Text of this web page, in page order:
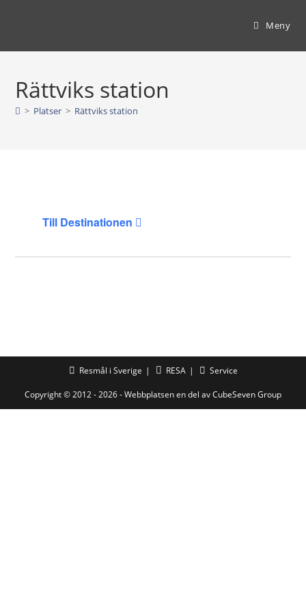
Meny
Rättviks station
> Platser > Rättviks station
Till Destinationen
Resmål i Sverige RESA Service
Copyright © 2012 - 2026 - Webbplatsen en del avCubeSeven Group